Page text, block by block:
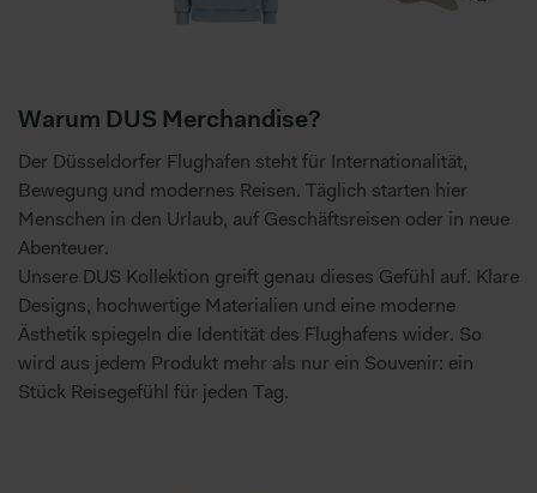
Warum DUS Merchandise?
Der Düsseldorfer Flughafen steht für Internationalität,
Bewegung und modernes Reisen. Täglich starten hier
Menschen in den Urlaub, auf Geschäftsreisen oder in neue
Abenteuer.
Unsere DUS Kollektion greift genau dieses Gefühl auf. Klare
Designs, hochwertige Materialien und eine moderne
Ästhetik spiegeln die Identität des Flughafens wider. So
wird aus jedem Produkt mehr als nur ein Souvenir: ein
Stück Reisegefühl für jeden Tag.